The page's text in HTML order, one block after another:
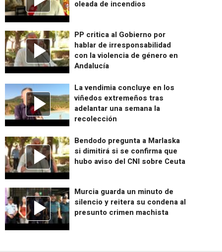
oleada de incendios
PP critica al Gobierno por
hablar de irresponsabilidad
con la violencia de género en
Andalucía
La vendimia concluye en los
viñedos extremeños tras
adelantar una semana la
recolección
Bendodo pregunta a Marlaska
si dimitirá si se confirma que
hubo aviso del CNI sobre Ceuta
Murcia guarda un minuto de
silencio y reitera su condena al
presunto crimen machista